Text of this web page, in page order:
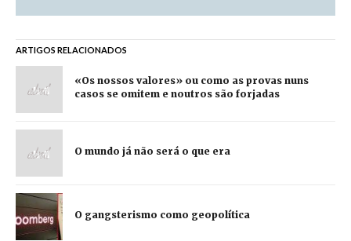
ARTIGOS RELACIONADOS
«Os nossos valores» ou como as provas nuns
casos se omitem e noutros são forjadas
O mundo já não será o que era
O gangsterismo como geopolítica